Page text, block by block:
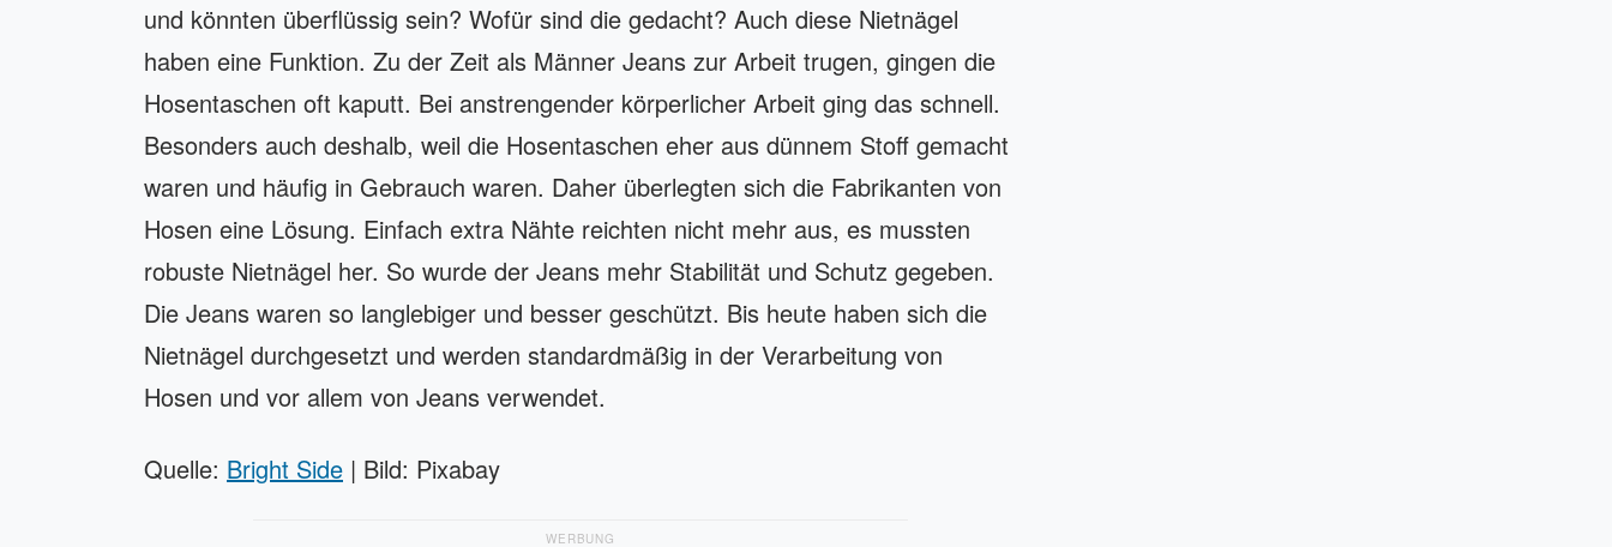
und könnten überflüssig sein? Wofür sind die gedacht? Auch diese Nietnägel
haben eine Funktion. Zu der Zeit als Männer Jeans zur Arbeit trugen, gingen die
Hosentaschen oft kaputt. Bei anstrengender körperlicher Arbeit ging das schnell.
Besonders auch deshalb, weil die Hosentaschen eher aus dünnem Stoff gemacht
waren und häufig in Gebrauch waren. Daher überlegten sich die Fabrikanten von
Hosen eine Lösung. Einfach extra Nähte reichten nicht mehr aus, es mussten
robuste Nietnägel her. So wurde der Jeans mehr Stabilität und Schutz gegeben.
Die Jeans waren so langlebiger und besser geschützt. Bis heute haben sich die
Nietnägel durchgesetzt und werden standardmäßig in der Verarbeitung von
Hosen und vor allem von Jeans verwendet.
Quelle: Bright Side | Bild: Pixabay
WERBUNG